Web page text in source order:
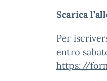
Scarica
Per
entro
https://